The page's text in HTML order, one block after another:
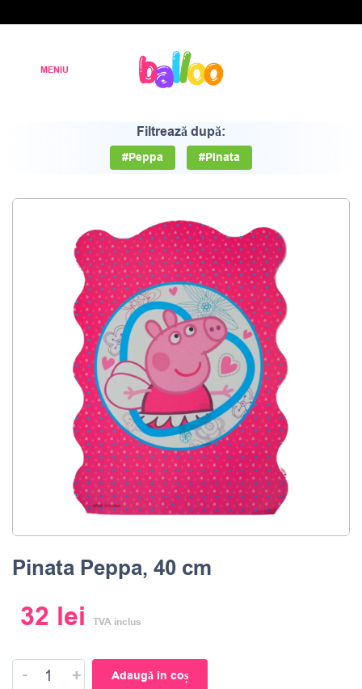
Filtrează după:
#Peppa #Pinata
Pinata Peppa, 40 cm
32 lei TVA inclus
- + Adaugă în coș